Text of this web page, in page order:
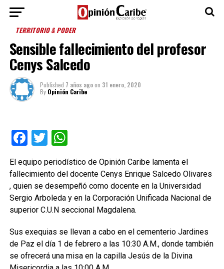
TERRITORIO & PODER
Sensible fallecimiento del profesor
Cenys Salcedo
Published 7 años agoon 31 enero, 2020
By Opinión Caribe
Facebook
TwitterWhatsApp
El equipo periodístico de Opinión Caribe lamenta el
fallecimiento del docente Cenys Enrique Salcedo Olivares
, quien se desempeñó como docente en la Universidad
Sergio Arboleda y en la Corporación Unificada Nacional de
superior C.U.N seccional Magdalena.
Sus exequias se llevan a cabo en el cementerio Jardines
de Paz el día 1 de febrero a las 10:30 A.M., donde también
se ofrecerá una misa en la capilla Jesús de la Divina